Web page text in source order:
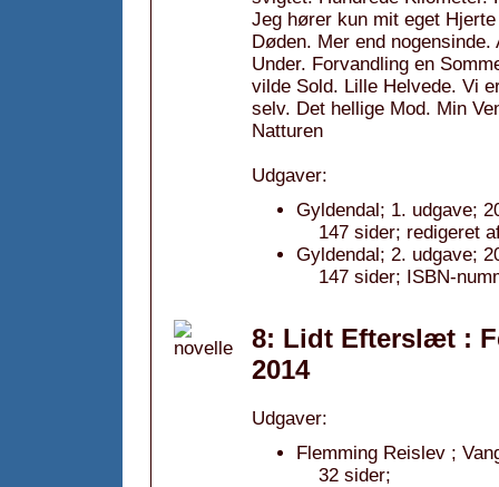
Jeg hører kun mit eget
Døden. Mer end
Under. Forvandling en
vilde Sold. Lille Helvede. Vi
selv. Det hellige Mod. Min
Natturen
Udgaver:
Gyldendal; 1. udgave;
147 sider; redigeret
Gyldendal; 2. udgave;
147 sider; ISBN-
8: Lidt Efterslæt :
2014
Udgaver:
Flemming Reislev ;
32 sider;